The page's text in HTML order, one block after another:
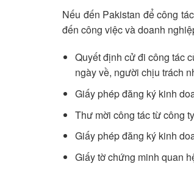
Nếu đến Pakistan để công
đến công việc và doanh
Quyết định cử đi công tác
ngày về, người chịu trách
Giấy phép đăng ký kinh
Thư mời công tác từ công
Giấy phép đăng ký kinh
Giấy tờ chứng minh quan